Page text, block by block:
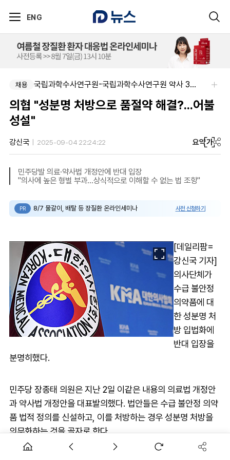
ENG
채용 국립과학수사연구원-국립과학수사연구원 약사 3명 채용
의협 "성분명 처방으로 품절약 해결?...어불
성설"
강신국 2025-09-04 22:24:22 요약가
민주당발 의료·약사법 개정안에 반대 입장
"의사에 높은 형벌 부과...상식적으로 이해할 수 없는 법 조항"
PR 8/7 물갈이, 배탈 등 장질환 온라인세미나 사전 신청하기
[데일리팜=
강신국 기자]
의사단체가
수급 불안정
의약품에 대
한 성분명 처
방 입법화에
반대 입장을
분명히했다.
민주당 장종태 의원은 지난 2일 이같은 내용의 의료법 개정안
과 약사법 개정안을 대표발의했다. 법안들은 수급 불안정 의약
품 법적 정의를 신설하고, 이를 처방하는 경우 성분명 처방을
의무화하는 것을 골자로 한다.
대한의사협회(회장 김택우)는 4일 "국회에 발의된 수급불안정